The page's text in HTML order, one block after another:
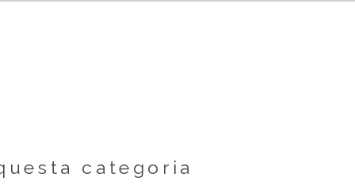
categoria